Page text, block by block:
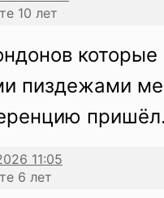
10 лет
пиздежами
6 лет